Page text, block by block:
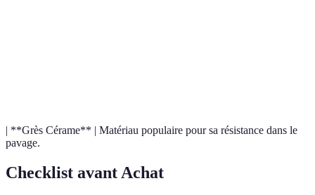
| **Grès Cérame** | Matériau populaire pour sa résistance dans le
pavage.
Checklist avant Achat